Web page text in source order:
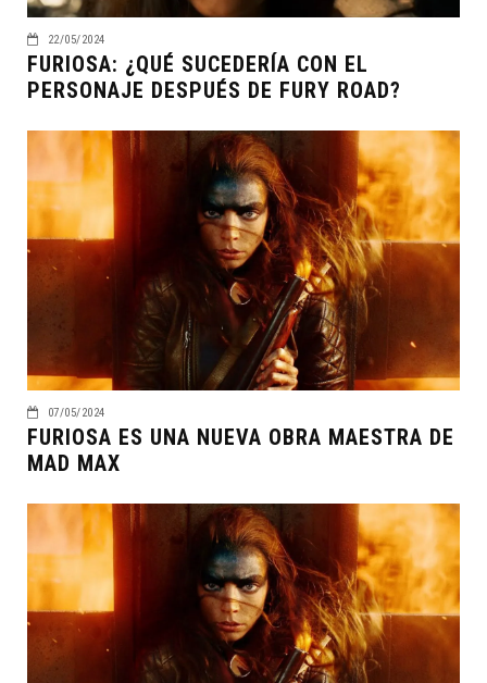
22/05/2024
FURIOSA: ¿QUÉ SUCEDERÍA CON EL
PERSONAJE DESPUÉS DE FURY ROAD?
07/05/2024
FURIOSA ES UNA NUEVA OBRA MAESTRA DE
MAD MAX